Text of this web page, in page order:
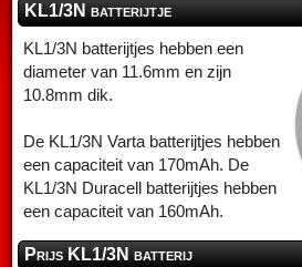
KL1/3N batterijtje
KL1/3N batterijtjes hebben een
diameter van 11.6mm en zijn
10.8mm dik.
De KL1/3N Varta batterijtjes hebben
een capaciteit van 170mAh. De
KL1/3N Duracell batterijtjes hebben
een capaciteit van 160mAh.
Prijs KL1/3N batterij